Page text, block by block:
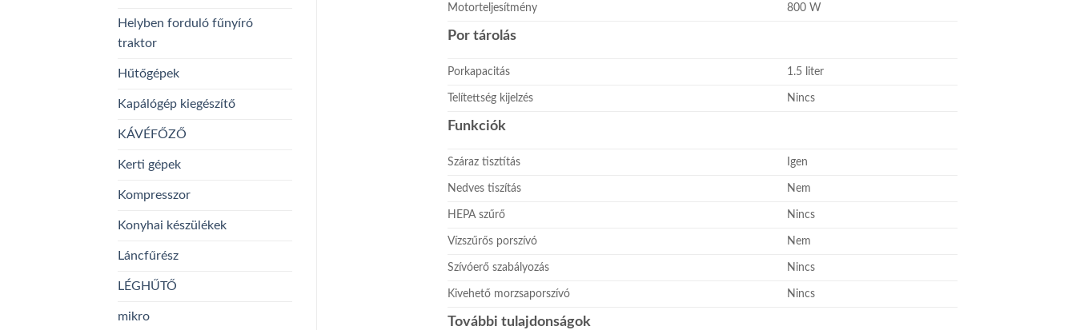
Helyben forduló fűnyíró
traktor
Hűtőgépek
Kapálógép kiegészítő
KÁVÉFŐZŐ
Kerti gépek
Kompresszor
Konyhai készülékek
Láncfűrész
LÉGHŰTŐ
mikro
Motorteljesítmény 800 W
Por tárolás
Porkapacitás 1.5 liter
Telítettség kijelzés Nincs
Funkciók
Száraz tisztítás Igen
Nedves tiszítás Nem
HEPA szűrő Nincs
Vízszűrős porszívó Nem
Szívóerő szabályozás Nincs
Kivehető morzsaporszívó Nincs
További tulajdonságok